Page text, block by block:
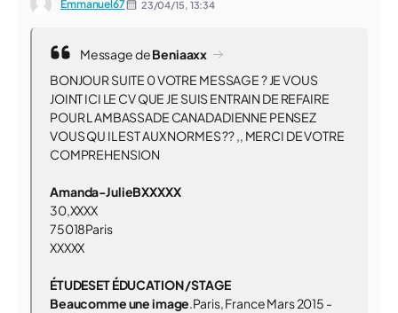
Emmanuel67 23/04/15, 13:34
Message deBeniaaxx
BONJOUR SUITE 0 VOTRE MESSAGE ? JE VOUS
JOINT ICI LE CV QUE JE SUIS ENTRAIN DE REFAIRE
POUR L AMBASSADE CANADADIENNE PENSEZ
VOUS QU IL EST AUX NORMES ?? ,, MERCI DE VOTRE
COMPREHENSION
Amanda-JulieBXXXXX
30,XXXX
75018Paris
XXXXX
ÉTUDESET ÉDUCATION /STAGE
Beaucomme une image.Paris, France Mars 2015 -